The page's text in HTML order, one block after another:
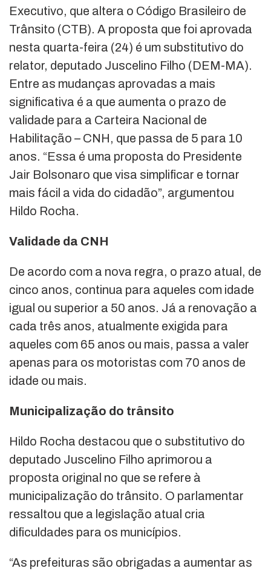
Executivo, que altera o Código Brasileiro de
Trânsito (CTB). A proposta que foi aprovada
nesta quarta-feira (24) é um substitutivo do
relator, deputado Juscelino Filho (DEM-MA).
Entre as mudanças aprovadas a mais
significativa é a que aumenta o prazo de
validade para a Carteira Nacional de
Habilitação – CNH, que passa de 5 para 10
anos. “Essa é uma proposta do Presidente
Jair Bolsonaro que visa simplificar e tornar
mais fácil a vida do cidadão”, argumentou
Hildo Rocha.
Validade da CNH
De acordo com a nova regra, o prazo atual, de
cinco anos, continua para aqueles com idade
igual ou superior a 50 anos. Já a renovação a
cada três anos, atualmente exigida para
aqueles com 65 anos ou mais, passa a valer
apenas para os motoristas com 70 anos de
idade ou mais.
Municipalização do trânsito
Hildo Rocha destacou que o substitutivo do
deputado Juscelino Filho aprimorou a
proposta original no que se refere à
municipalização do trânsito. O parlamentar
ressaltou que a legislação atual cria
dificuldades para os municípios.
“As prefeituras são obrigadas a aumentar as